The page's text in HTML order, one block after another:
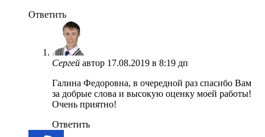
Ответить
Сергей автор 17.08.2019 в 8:19 дп
Галина Федоровна, в очередной раз спасибо Вам
за добрые слова и высокую оценку моей работы!
Очень приятно!
Ответить